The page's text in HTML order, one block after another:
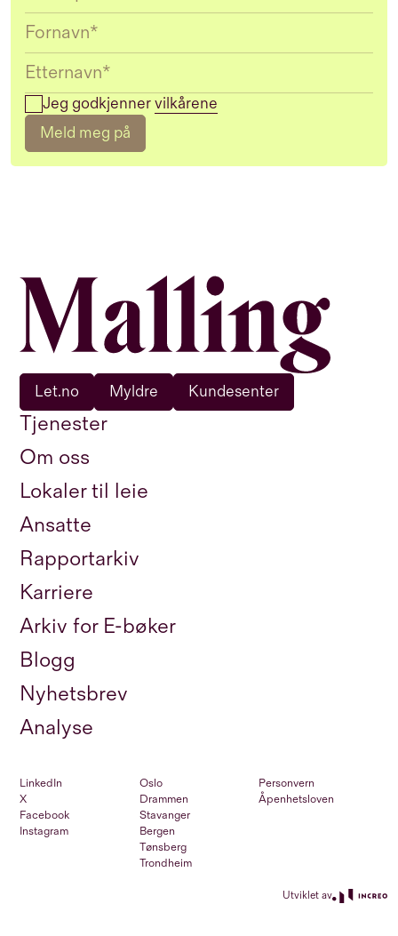
Jeg godkjennervilkårene
Meld meg på
Tjenester
Om oss
Lokaler til leie
Ansatte
Rapportarkiv
Karriere
Arkiv for E-bøker
Blogg
Nyhetsbrev
Analyse
LinkedIn
X
Facebook
Instagram
Oslo
Drammen
Stavanger
Bergen
Tønsberg
Trondheim
Personvern
Åpenhetsloven
Let.no Myldre Kundesenter
Utviklet av